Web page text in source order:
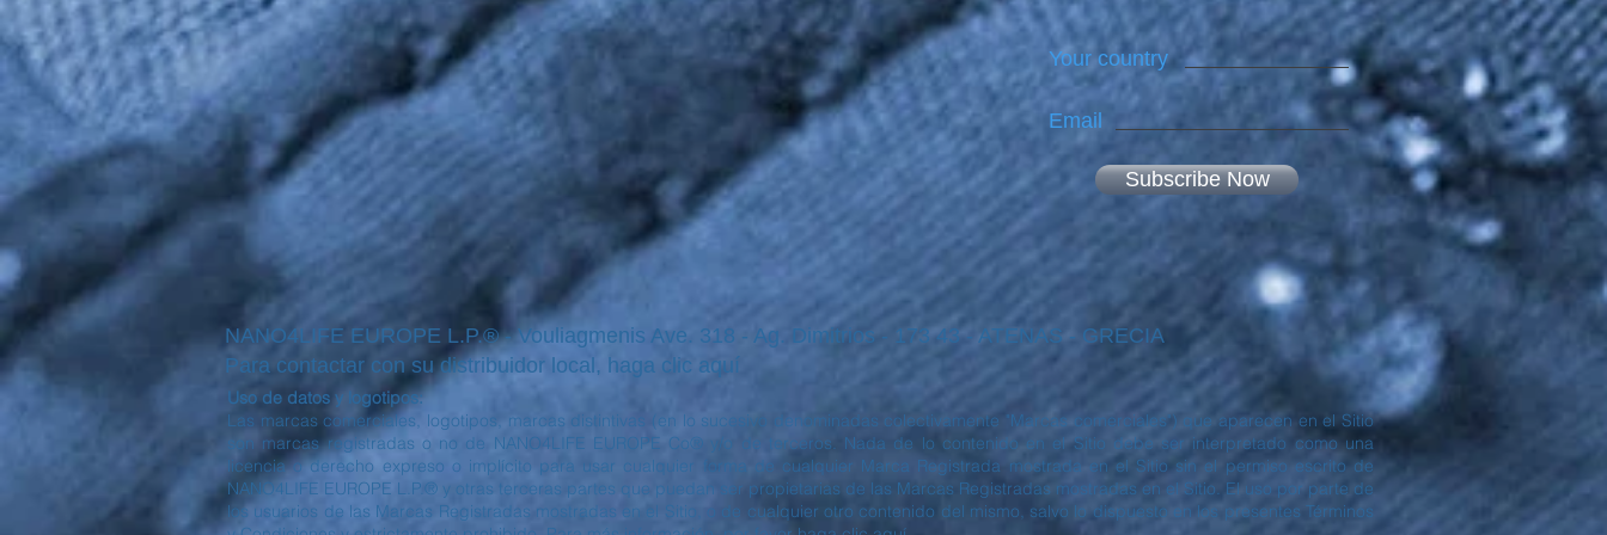
Your country
Email
Subscribe Now
NANO4LIFE EUROPE L.P.® - Vouliagmenis Ave. 318 - Ag. Dimitrios - 173 43 - ATENAS - GRECIA
Para contactar con su distribuidor local, haga clic aquí
Uso de datos y logotipos:
Las marcas comerciales, logotipos, marcas distintivas (en lo sucesivo denominadas colectivamente "Marcas comerciales") que aparecen en el Sitio
son marcas registradas o no de NANO4LIFE EUROPE Co® y/o de terceros. Nada de lo contenido en el Sitio debe ser interpretado como una
licencia o derecho expreso o implícito para usar cualquier forma de cualquier Marca Registrada mostrada en el Sitio sin el permiso escrito de
NANO4LIFE EUROPE L.P.® y otras terceras partes que puedan ser propietarias de las Marcas Registradas mostradas en el Sitio. El uso por parte de
los usuarios de las Marcas Registradas mostradas en el Sitio, o de cualquier otro contenido del mismo, salvo lo dispuesto en los presentes Términos